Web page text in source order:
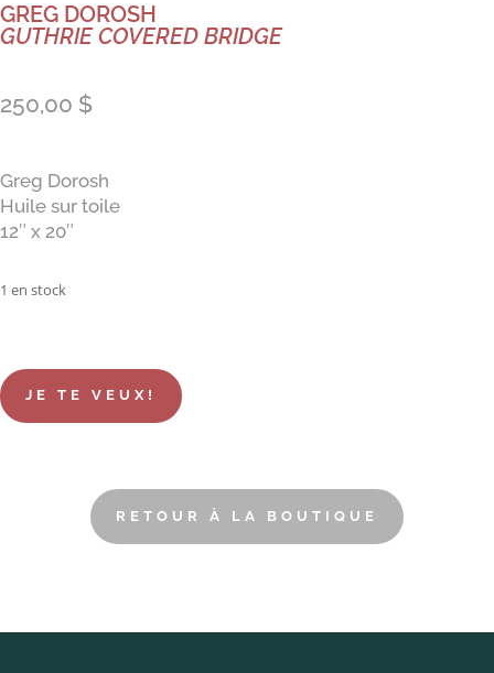
GREG DOROSH
GUTHRIE COVERED BRIDGE
250,00 $
Greg Dorosh
Huile sur toile
12″ x 20″
1 en stock
JE TE VEUX!
RETOUR À LA BOUTIQUE